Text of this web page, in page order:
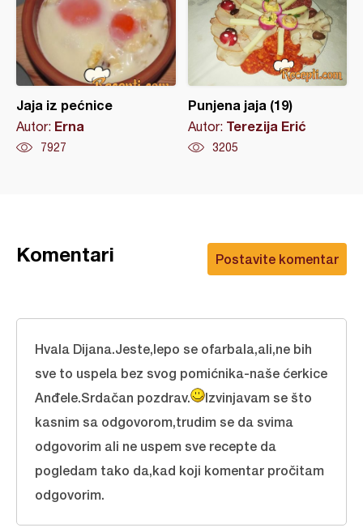
Jaja iz pećnice
Autor: Erna
7927
Punjena jaja (19)
Autor: Terezija Erić
3205
Postavite komentar
Komentari
Hvala Dijana.Jeste,lepo se ofarbala,ali,ne bih
sve to uspela bez svog pomićnika-naše ćerkice
Anđele.Srdačan pozdrav.
Izvinjavam se što
kasnim sa odgovorom,trudim se da svima
odgovorim ali ne uspem sve recepte da
pogledam tako da,kad koji komentar pročitam
odgovorim.